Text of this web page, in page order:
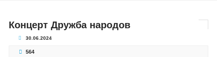
Концерт Дружба народов
30.06.2024
564